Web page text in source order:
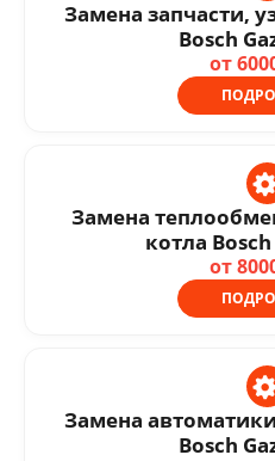
Замена запчасти,
Bosch
от
Замена
котла Bosch
от
Замена
Bosch